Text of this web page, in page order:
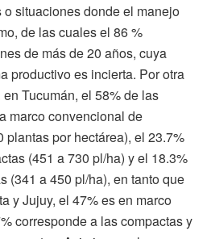
situaciones donde el manejo
de las cuales el 86 %
de más de 20 años, cuya
productivo es incierta. Por otra
Tucumán, el 58% de las
marco convencional de
plantas por hectárea), el 23.7%
(451 a 730 pl/ha) y el 18.3%
(341 a 450 pl/ha), en tanto que
y Jujuy, el 47% es en marco
corresponde a las compactas y